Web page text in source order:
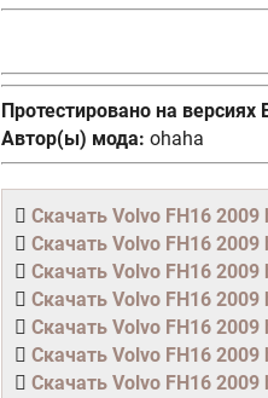
Протестировано на версиях
Автор(ы) мода: ohaha
Скачать Volvo FH16 2009
Скачать Volvo FH16 2009
Скачать Volvo FH16 2009
Скачать Volvo FH16 2009
Скачать Volvo FH16 2009
Скачать Volvo FH16 2009
Скачать Volvo FH16 2009